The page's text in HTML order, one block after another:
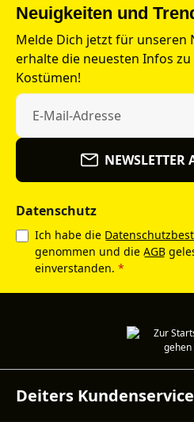
Neuigkeiten und
Melde Dich jetzt für unseren
erhalte die neuesten Infos
Kostümen!
Datenschutz
Ich habe die
genommen und die AGB
einverstanden. *
Deiters Kundenservice